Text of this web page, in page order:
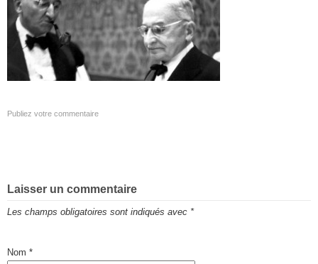
Publiez votre commentaire
Laisser un commentaire
Les champs obligatoires sont indiqués avec *
Nom *